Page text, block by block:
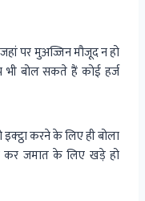
पर मुअज्जिन मौजूद न हो
बोल सकते हैं कोई हर्ज
करने के लिए ही बोला
कर जमात के लिए खड़े हो